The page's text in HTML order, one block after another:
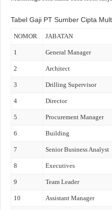
Tabel Gaji PT Sumber Cipta
NOMOR JABATAN
1 General Manager
2 Architect
3 Drilling Supervisor
4 Director
5 Procurement Manager
6 Building
7 Senior Business Analyst
8 Executives
9 Team Leader
10 Assistant Manager